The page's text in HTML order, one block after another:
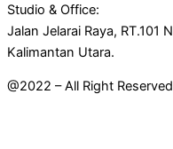
Studio &
Jalan Jelarai Raya, RT.101
Kalimantan Utara.
@2022 – All Right